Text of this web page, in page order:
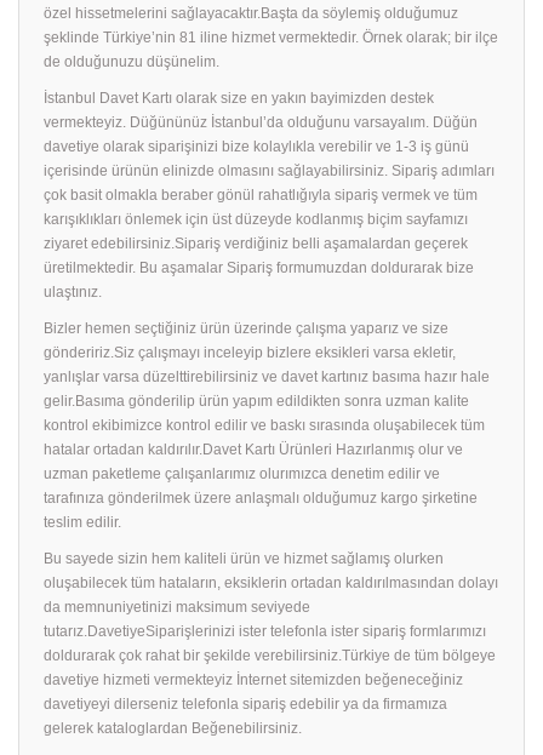
özel hissetmelerini sağlayacaktır.Başta da söylemiş olduğumuz
şeklinde Türkiye’nin 81 iline hizmet vermektedir. Örnek olarak; bir ilçe
de olduğunuzu düşünelim.
İstanbul Davet Kartı olarak size en yakın bayimizden destek
vermekteyiz. Düğününüz İstanbul’da olduğunu varsayalım. Düğün
davetiye olarak siparişinizi bize kolaylıkla verebilir ve 1-3 iş günü
içerisinde ürünün elinizde olmasını sağlayabilirsiniz. Sipariş adımları
çok basit olmakla beraber gönül rahatlığıyla sipariş vermek ve tüm
karışıklıkları önlemek için üst düzeyde kodlanmış biçim sayfamızı
ziyaret edebilirsiniz.Sipariş verdiğiniz belli aşamalardan geçerek
üretilmektedir. Bu aşamalar Sipariş formumuzdan doldurarak bize
ulaştınız.
Bizler hemen seçtiğiniz ürün üzerinde çalışma yaparız ve size
göndeririz.Siz çalışmayı inceleyip bizlere eksikleri varsa ekletir,
yanlışlar varsa düzelttirebilirsiniz ve davet kartınız basıma hazır hale
gelir.Basıma gönderilip ürün yapım edildikten sonra uzman kalite
kontrol ekibimizce kontrol edilir ve baskı sırasında oluşabilecek tüm
hatalar ortadan kaldırılır.Davet Kartı Ürünleri Hazırlanmış olur ve
uzman paketleme çalışanlarımız olurımızca denetim edilir ve
tarafınıza gönderilmek üzere anlaşmalı olduğumuz kargo şirketine
teslim edilir.
Bu sayede sizin hem kaliteli ürün ve hizmet sağlamış olurken
oluşabilecek tüm hataların, eksiklerin ortadan kaldırılmasından dolayı
da memnuniyetinizi maksimum seviyede
tutarız.DavetiyeSiparişlerinizi ister telefonla ister sipariş formlarımızı
doldurarak çok rahat bir şekilde verebilirsiniz.Türkiye de tüm bölgeye
davetiye hizmeti vermekteyiz İnternet sitemizden beğeneceğiniz
davetiyeyi dilerseniz telefonla sipariş edebilir ya da firmamıza
gelerek kataloglardan Beğenebilirsiniz.